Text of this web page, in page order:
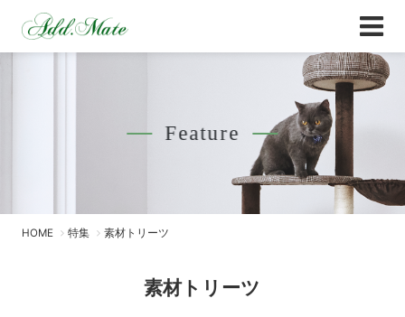
素材トリーツ - Add.Mate -アド・メイト オフ
Feature
HOME 特集 素材トリーツ
素材トリーツ